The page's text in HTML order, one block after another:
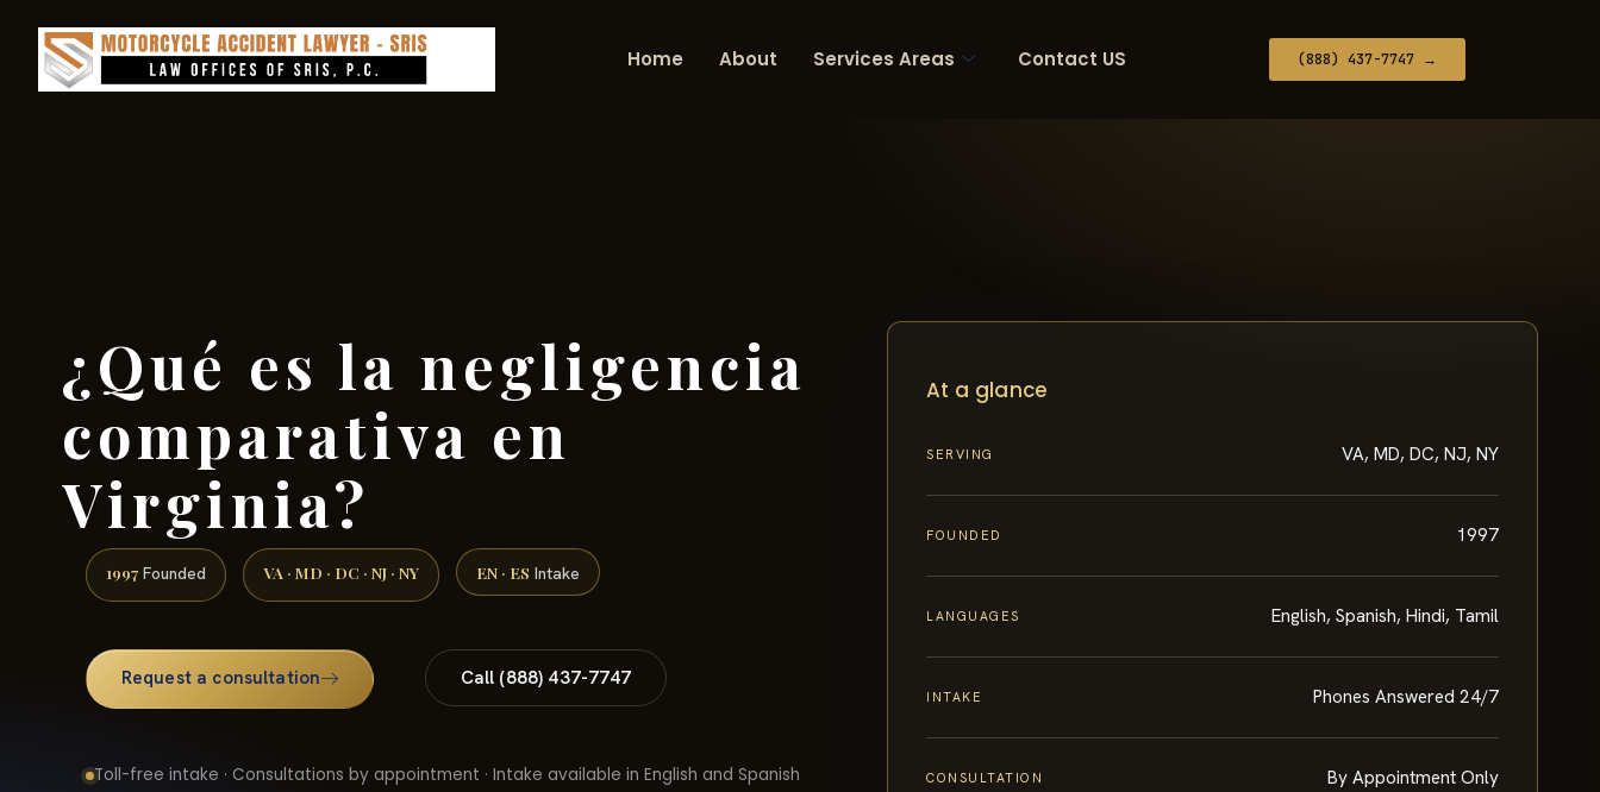
Home About Services Areas Contact US (888) 437-7747 →
¿Qué es la negligencia
comparativa en
Virginia?
1997 Founded VA · MD · DC · NJ · NY EN · ES Intake
Request a consultation Call (888) 437-7747
Toll-free intake · Consultations by appointment · Intake available in English and Spanish
At a glance
SERVING VA, MD, DC, NJ, NY
FOUNDED 1997
LANGUAGES English, Spanish, Hindi, Tamil
INTAKE Phones Answered 24/7
CONSULTATION By Appointment Only